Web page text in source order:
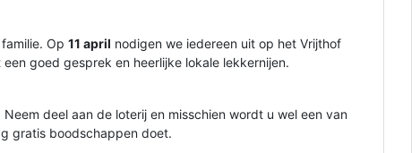
Op 11 april nodigen we iedereen uit op het Vrijthof
goed gesprek en heerlijke lokale lekkernijen.
Neem deel aan de loterij en misschien wordt u wel een van
gratis boodschappen doet.